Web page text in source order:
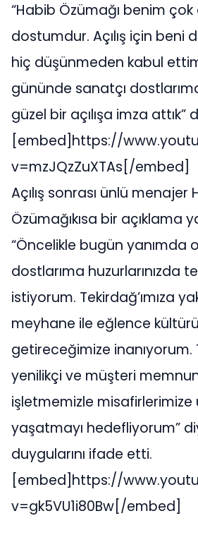
“Habib Özümağı benim çok
dostumdur. Açılış için beni
hiç düşünmeden kabul
gününde sanatçı
güzel bir açılışa imza attık”
[embed]https://
v=mzJQzZuXTAs[/embed]
Açılış sonrası ünlü menajer
Özümağıkısa bir açıklama
“Öncelikle bugün yanımda
dostlarıma huzurlarınızda
istiyorum. Tekirdağ’ımıza
meyhane ile eğlence
getireceğimize
yenilikçi ve müşteri
işletmemizle
yaşatmayı hedefliyorum”
duygularını ifade etti.
[embed]https://
v=gk5VU1i80Bw[/embed]